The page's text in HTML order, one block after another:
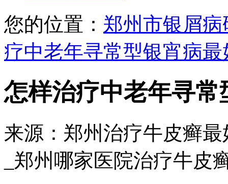
您的位置： 郑州市银屑病
疗中老年寻常型银宵病最
怎样治疗中老年寻常
来源：郑州治疗牛皮癣
_郑州哪家医院治疗牛皮